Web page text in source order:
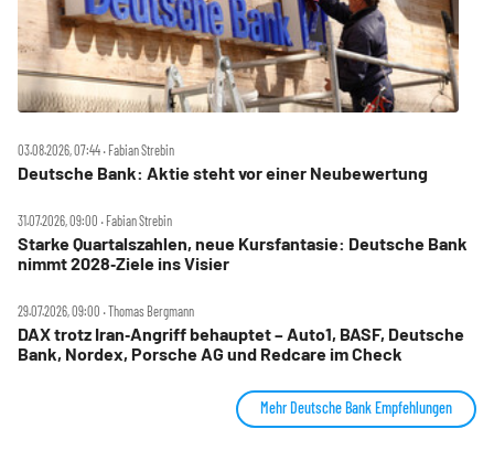
03.08.2026, 07:44 ‧ Fabian Strebin
Deutsche Bank: Aktie steht vor einer Neubewertung
31.07.2026, 09:00 ‧ Fabian Strebin
Starke Quartalszahlen, neue Kursfantasie: Deutsche Bank
nimmt 2028‑Ziele ins Visier
29.07.2026, 09:00 ‧ Thomas Bergmann
DAX trotz Iran‑Angriff behauptet – Auto1, BASF, Deutsche
Bank, Nordex, Porsche AG und Redcare im Check
Mehr Deutsche Bank Empfehlungen